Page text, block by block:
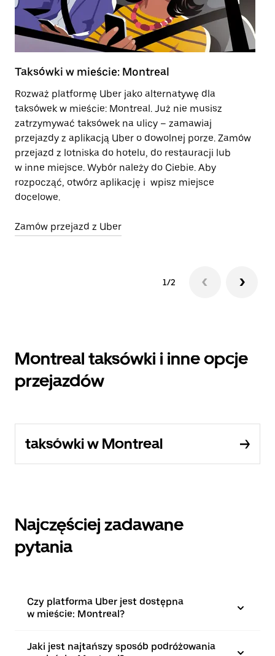
Taksówki w mieście: Montreal
Rozważ platformę Uber jako alternatywę dla
taksówek w mieście: Montreal. Już nie musisz
zatrzymywać taksówek na ulicy – zamawiaj
przejazdy z aplikacją Uber o dowolnej porze. Zamów
przejazd z lotniska do hotelu, do restauracji lub
w inne miejsce. Wybór należy do Ciebie. Aby
rozpocząć, otwórz aplikację i wpisz miejsce
docelowe.
Zamów przejazd z Uber
1/2
Montreal taksówki i inne opcje
przejazdów
taksówki w Montreal
Najczęściej zadawane
pytania
Czy platforma Uber jest dostępna
w mieście: Montreal?
Jaki jest najtańszy sposób podróżowania